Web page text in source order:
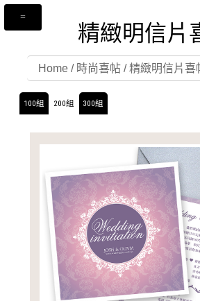
精緻明信片
Home/ 時尚喜帖/精緻明信片喜
100組 200組 300組